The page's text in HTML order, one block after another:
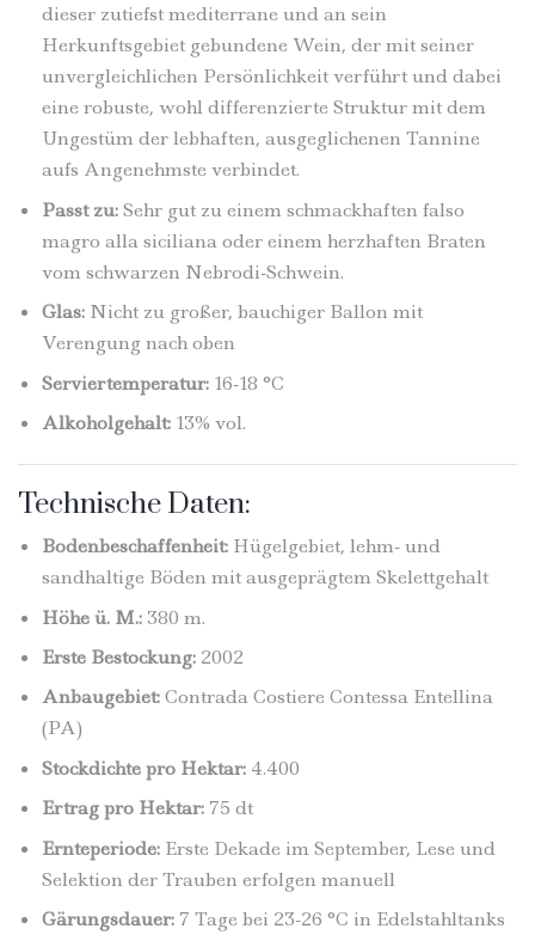
dieser zutiefst mediterrane und an sein
Herkunftsgebiet gebundene Wein, der mit seiner
unvergleichlichen Persönlichkeit verführt und dabei
eine robuste, wohl differenzierte Struktur mit dem
Ungestüm der lebhaften, ausgeglichenen Tannine
aufs Angenehmste verbindet.
Passt zu:Sehr gut zu einem schmackhaften falso
magro alla siciliana oder einem herzhaften Braten
vom schwarzen Nebrodi-Schwein.
Glas: Nicht zu großer, bauchiger Ballon mit
Verengung nach oben
Serviertemperatur: 16-18 °C
Alkoholgehalt: 13% vol.
Technische Daten:
Bodenbeschaffenheit: Hügelgebiet, lehm- und
sandhaltige Böden mit ausgeprägtem Skelettgehalt
Höhe ü. M.: 380 m.
Erste Bestockung: 2002
Anbaugebiet:Contrada Costiere Contessa Entellina
(PA)
Stockdichte pro Hektar: 4.400
Ertrag pro Hektar: 75 dt
Ernteperiode: Erste Dekade im September, Lese und
Selektion der Trauben erfolgen manuell
Gärungsdauer: 7 Tage bei 23-26 °C in Edelstahltanks